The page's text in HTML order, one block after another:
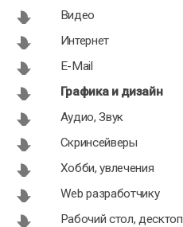
Видео
Интернет
E-Mail
Графика и дизайн
Аудио, Звук
Скринсейверы
Хобби, увлечения
Web разработчику
Рабочий стол, десктоп